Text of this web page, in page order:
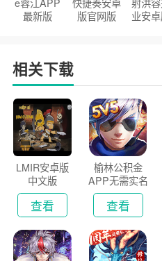
最新版
版官网版
业安
相关下载
LMIR安卓版
中文版
查看
榆林公积金
APP无需实名
认证版
查看